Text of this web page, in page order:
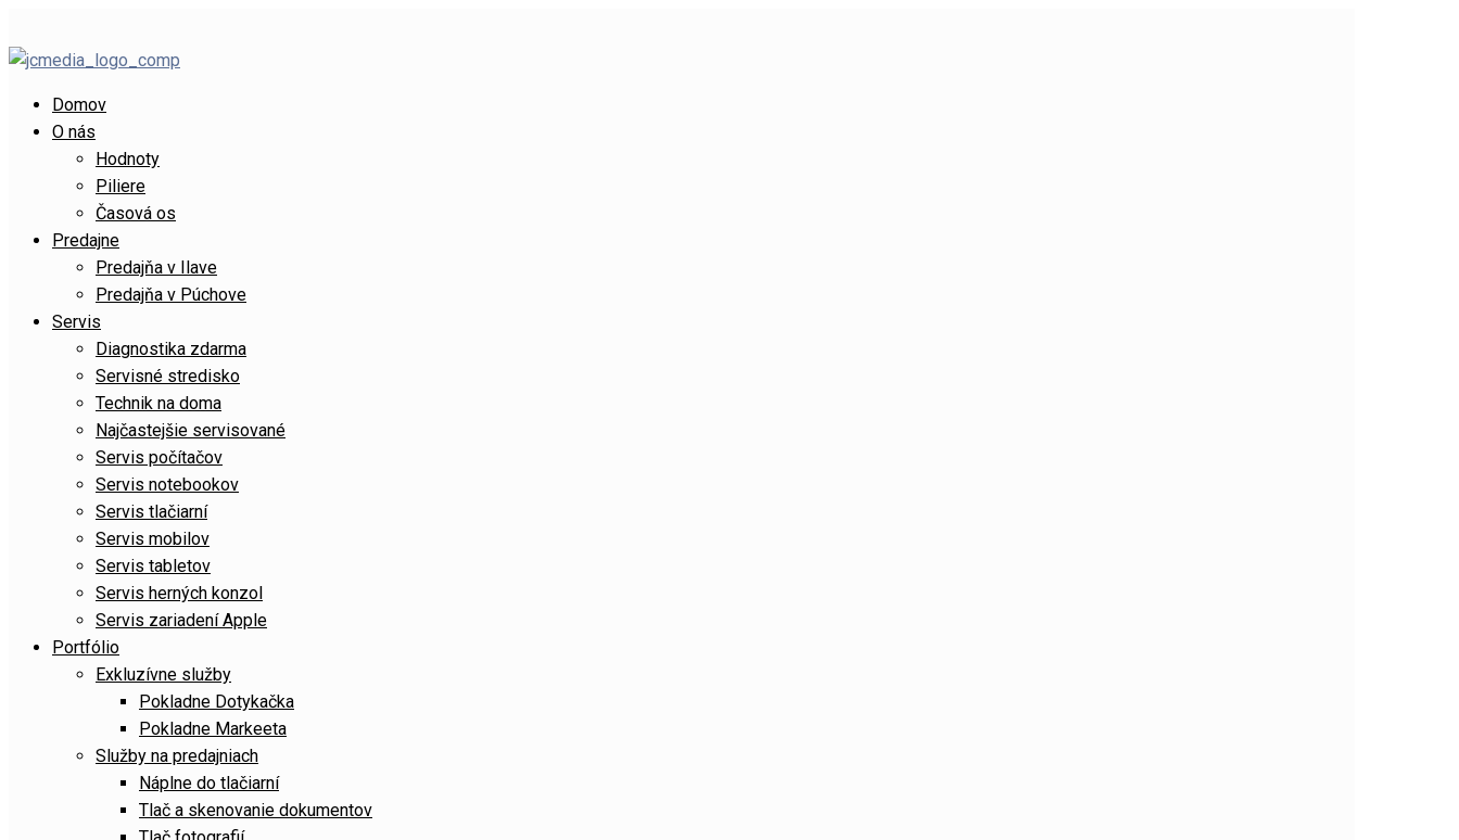
Domov
O nás
Hodnoty
Piliere
Časová os
Predajne
Predajňa v Ilave
Predajňa v Púchove
Servis
Diagnostika zdarma
Servisné stredisko
Technik na doma
Najčastejšie servisované
Servis počítačov
Servis notebookov
Servis tlačiarní
Servis mobilov
Servis tabletov
Servis herných konzol
Servis zariadení Apple
Portfólio
Exkluzívne služby
Pokladne Dotykačka
Pokladne Markeeta
Služby na predajniach
Náplne do tlačiarní
Tlač a skenovanie dokumentov